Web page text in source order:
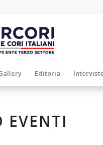
Editoria Interviste
EVENTI